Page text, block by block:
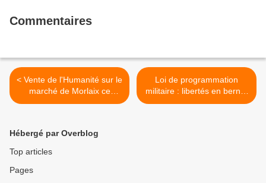
Commentaires
< Vente de l'Humanité sur le
marché de Morlaix ce
samedi 16 mai
Loi de programmation
militaire : libertés en berne,
état d’alerte permanent >
Hébergé par Overblog
Top articles
Pages